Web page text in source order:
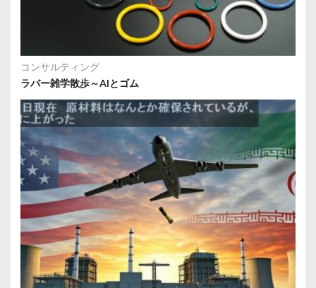
コンサルティング
ラバー雑学散歩～AIとゴム